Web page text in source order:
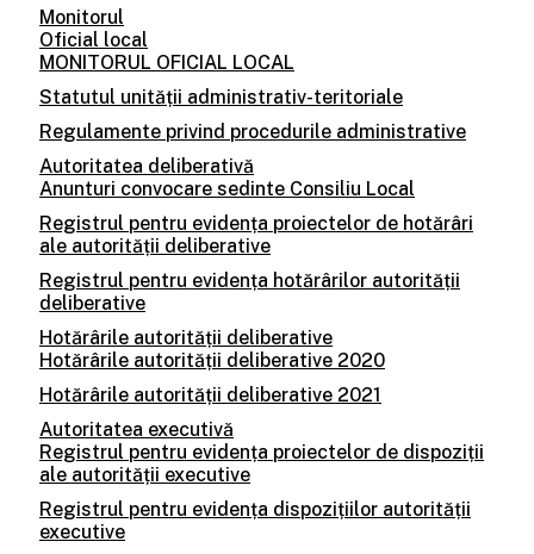
Monitorul
Oficial local
MONITORUL OFICIAL LOCAL
Statutul unității administrativ-teritoriale
Regulamente privind procedurile administrative
Autoritatea deliberativă
Anunturi convocare sedinte Consiliu Local
Registrul pentru evidența proiectelor de hotărâri
ale autorității deliberative
Registrul pentru evidența hotărârilor autorității
deliberative
Hotărârile autorității deliberative
Hotărârile autorității deliberative 2020
Hotărârile autorității deliberative 2021
Autoritatea executivă
Registrul pentru evidența proiectelor de dispoziții
ale autorității executive
Registrul pentru evidența dispozițiilor autorității
executive